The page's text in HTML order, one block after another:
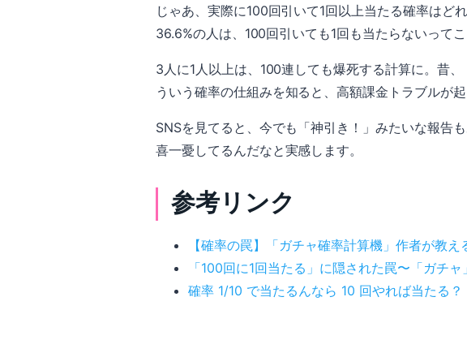
じゃあ、実際に100回引いて1回以上当たる確率は
36.6%の人は、100回引いても1回も当たらないってこ
3人に1人以上は、100連しても爆死する計算に。昔
ういう確率の仕組みを知ると、高額課金トラブルが
SNSを見てると、今でも「神引き！」みたいな報告
喜一憂してるんだなと実感します。
参考リンク
【確率の罠】「ガチャ確率計算機」作者が教
「100回に1回当たる」に隠された罠〜「ガチ
確率 1/10 で当たるんなら 10 回やれば当たる？